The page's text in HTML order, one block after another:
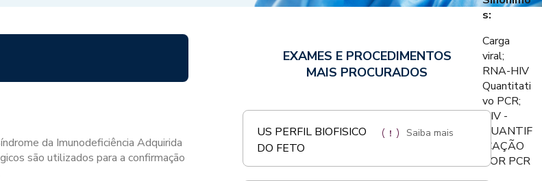
s:
Carga
viral;
RNA-HIV
Quantitati
vo PCR;
HIV -
QUANTIF
ICAÇÃO
POR PCR
da Imunodeficiência Adquirida
são utilizados para a confirmação
EXAMES E PROCEDIMENTOS
MAIS PROCURADOS
US PERFIL BIOFISICO
DO FETO
Saiba mais